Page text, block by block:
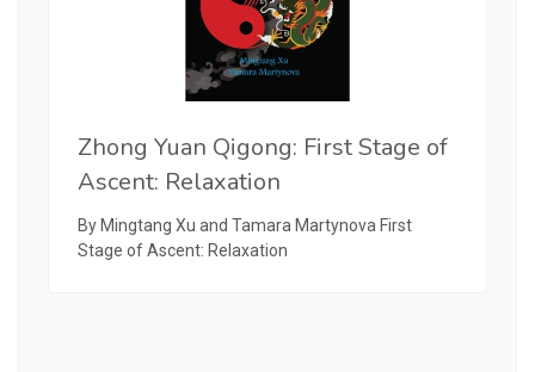
Zhong Yuan Qigong: First Stage of
Ascent: Relaxation
By Mingtang Xu and Tamara Martynova First
Stage of Ascent: Relaxation